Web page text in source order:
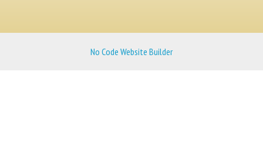
No Code Website Builder